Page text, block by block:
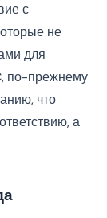
с
не
для
по-прежнему
что
а